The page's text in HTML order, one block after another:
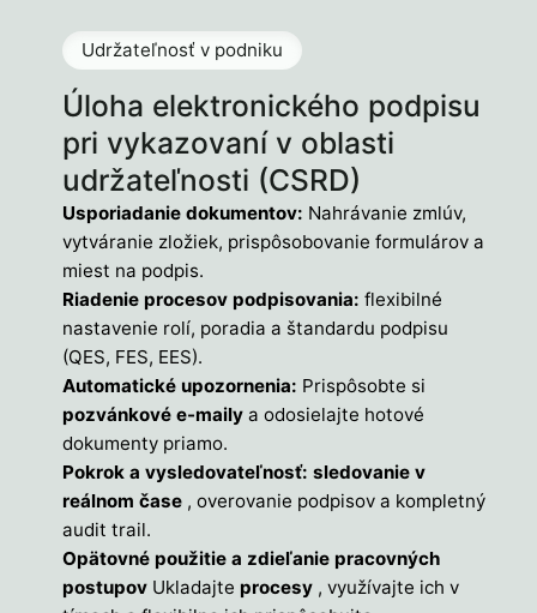
Úloha elektronického podpisu
pri vykazovaní v oblasti
udržateľnosti (CSRD)
Udržateľnosť v podniku
Usporiadanie dokumentov: Nahrávanie zmlúv,
vytváranie zložiek, prispôsobovanie formulárov a
miest na podpis.
Riadenie procesov podpisovania: flexibilné
nastavenie rolí, poradia a štandardu podpisu
(QES, FES, EES).
Automatické upozornenia: Prispôsobte si
pozvánkové e-maily a odosielajte hotové
dokumenty priamo.
Pokrok a vysledovateľnosť: sledovanie v
reálnom čase , overovanie podpisov a kompletný
audit trail.
Opätovné použitie a zdieľanie pracovných
postupov Ukladajte procesy , využívajte ich v